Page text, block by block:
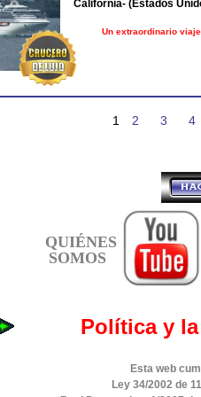
California- (Estados
Un extraordinario
1 2 3 4
QUIÉNES
SOMOS
Política y
Esta web
Ley 34/2002 de